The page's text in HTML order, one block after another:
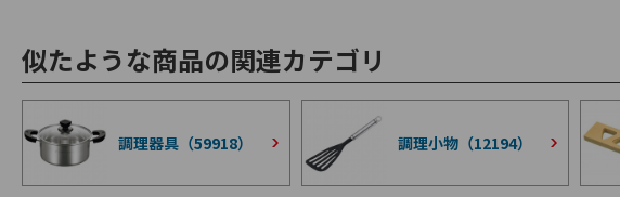
似たような商品の関連カテゴリ
調理器具（59918） 調理小物（12194）